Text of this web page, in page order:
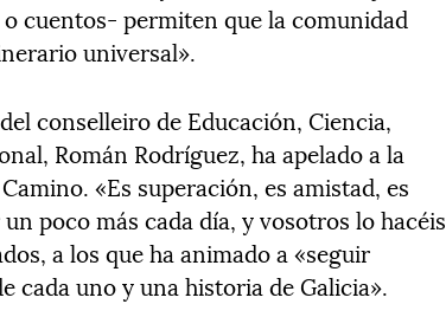
cuentos- permiten que la comunidad
universal».
conselleiro de Educación, Ciencia,
Román Rodríguez, ha apelado a la
«Es superación, es amistad, es
poco más cada día, y vosotros lo hacéis
a los que ha animado a «seguir
cada uno y una historia de Galicia».